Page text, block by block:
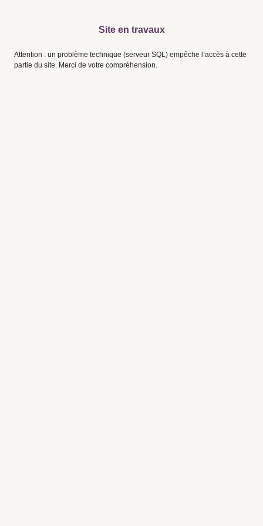
Site en travaux
Attention : un problème technique (serveur SQL) empêche l’accès à cette
partie du site. Merci de votre compréhension.